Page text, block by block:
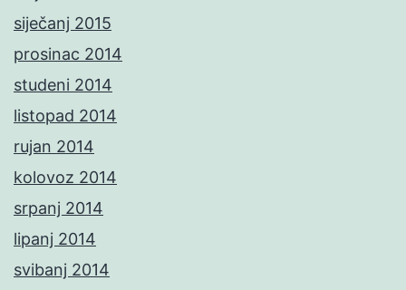
siječanj 2015
prosinac 2014
studeni 2014
listopad 2014
rujan 2014
kolovoz 2014
srpanj 2014
lipanj 2014
svibanj 2014